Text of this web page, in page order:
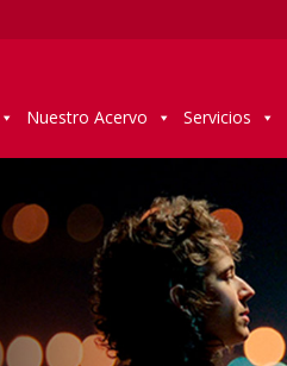
Nuestro Acervo Servicios